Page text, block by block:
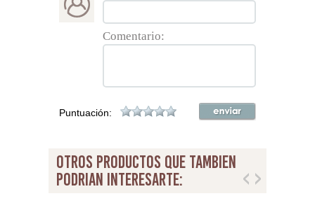
Comentario:
Puntuación:
otros productos que tambien
podrian interesarte: